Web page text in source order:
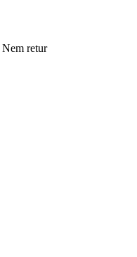
Nem retur